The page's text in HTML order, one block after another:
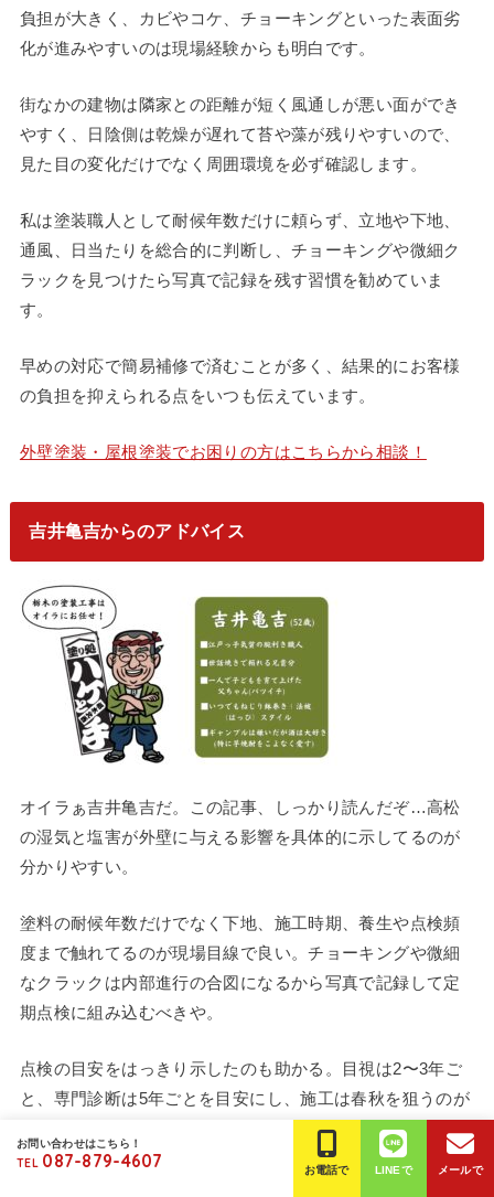
負担が大きく、カビやコケ、チョーキングといった表面劣
化が進みやすいのは現場経験からも明白です。
街なかの建物は隣家との距離が短く風通しが悪い面ができ
やすく、日陰側は乾燥が遅れて苔や藻が残りやすいので、
見た目の変化だけでなく周囲環境を必ず確認します。
私は塗装職人として耐候年数だけに頼らず、立地や下地、
通風、日当たりを総合的に判断し、チョーキングや微細ク
ラックを見つけたら写真で記録を残す習慣を勧めていま
す。
早めの対応で簡易補修で済むことが多く、結果的にお客様
の負担を抑えられる点をいつも伝えています。
外壁塗装・屋根塗装でお困りの方はこちらから相談！
吉井亀吉からのアドバイス
オイラぁ吉井亀吉だ。この記事、しっかり読んだぞ…高松
の湿気と塩害が外壁に与える影響を具体的に示してるのが
分かりやすい。
塗料の耐候年数だけでなく下地、施工時期、養生や点検頻
度まで触れてるのが現場目線で良い。チョーキングや微細
なクラックは内部進行の合図になるから写真で記録して定
期点検に組み込むべきや。
点検の目安をはっきり示したのも助かる。目視は2〜3年ご
と、専門診断は5年ごとを目安にし、施工は春秋を狙うのが
お問い合わせはこちら！
TEL 087-879-4607 お電話で LINEで メールで